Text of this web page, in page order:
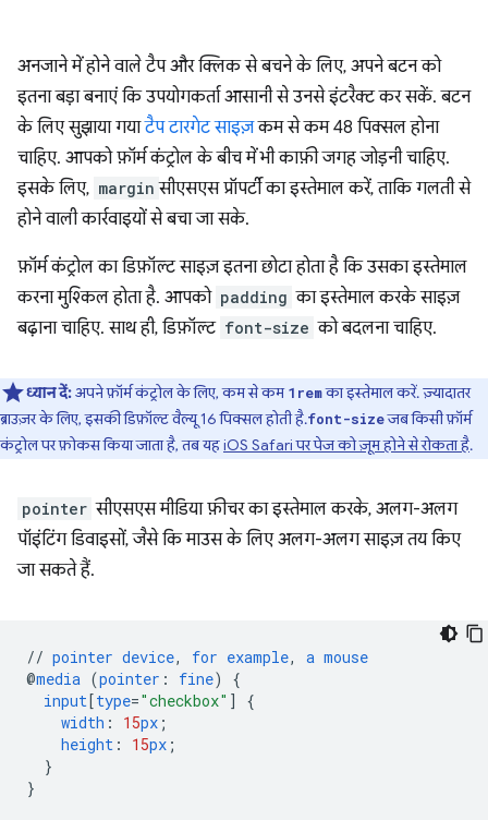
अनजाने में होने वाले टैप और क्लिक से बचने के लिए, अपने बटन को
इतना बड़ा बनाएं कि उपयोगकर्ता आसानी से उनसे इंटरैक्ट कर सकें. बटन
के लिए सुझाया गयाटैप टारगेट साइज़कम से कम 48 पिक्सल होना
चाहिए. आपको फ़ॉर्म कंट्रोल के बीच में भी काफ़ी जगह जोड़नी चाहिए.
इसके लिए, margin सीएसएस प्रॉपर्टी का इस्तेमाल करें, ताकि गलती से
होने वाली कार्रवाइयों से बचा जा सके.
फ़ॉर्म कंट्रोल का डिफ़ॉल्ट साइज़ इतना छोटा होता है कि उसका इस्तेमाल
करना मुश्किल होता है. आपको padding का इस्तेमाल करके साइज़
बढ़ाना चाहिए. साथ ही, डिफ़ॉल्ट font-size को बदलना चाहिए.
ध्यान दें:अपने फ़ॉर्म कंट्रोल के लिए, कम से कम1remका इस्तेमाल करें. ज़्यादातर
ब्राउज़र के लिए, इसकी डिफ़ॉल्ट वैल्यू 16 पिक्सल होती है.font-sizeजब किसी फ़ॉर्म
कंट्रोल पर फ़ोकस किया जाता है, तब यहiOS Safari पर पेज को ज़ूम होने से रोकता है.
pointer सीएसएस मीडिया फ़ीचर का इस्तेमाल करके, अलग-अलग
पॉइंटिंग डिवाइसों, जैसे कि माउस के लिए अलग-अलग साइज़ तय किए
जा सकते हैं.
// pointer device, for example, a mouse
@media (pointer : fine)
{
input[type="checkbox" ]
{
width : 15px ;
height : 15px ;
}
}